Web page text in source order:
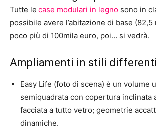
Tutte le case modulari in legno sono in
possibile avere l’abitazione di base
poco più di 100mila euro, poi… si vedrà. ︎
Ampliamenti in stili differenti
Easy Life (foto di scena) è un volume
semiquadrata con copertura inclinata
facciata a tutto vetro; geometrie
dinamiche.